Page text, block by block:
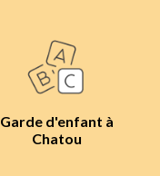
Garde d'enfant à
Chatou